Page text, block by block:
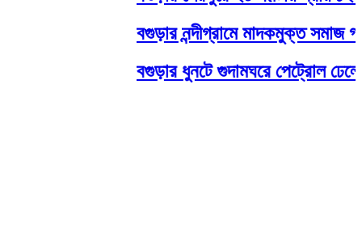
বগুড়ার নন্দীগ্রামে মাদকমুক্ত সমাজ
বগুড়ার ধুনটে গুদামঘরে পেট্রোল ঢেলে